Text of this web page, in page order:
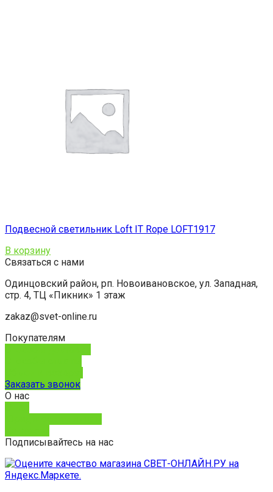
Подвесной светильник Loft IT Rope LOFT1917
В корзину
Связаться с нами
Одинцовский район, рп. Новоивановское, ул. Западная,
стр. 4, ТЦ «Пикник» 1 этаж
zakaz@svet-online.ru
Покупателям
Заказать звонок
О нас
Подписывайтесь на нас